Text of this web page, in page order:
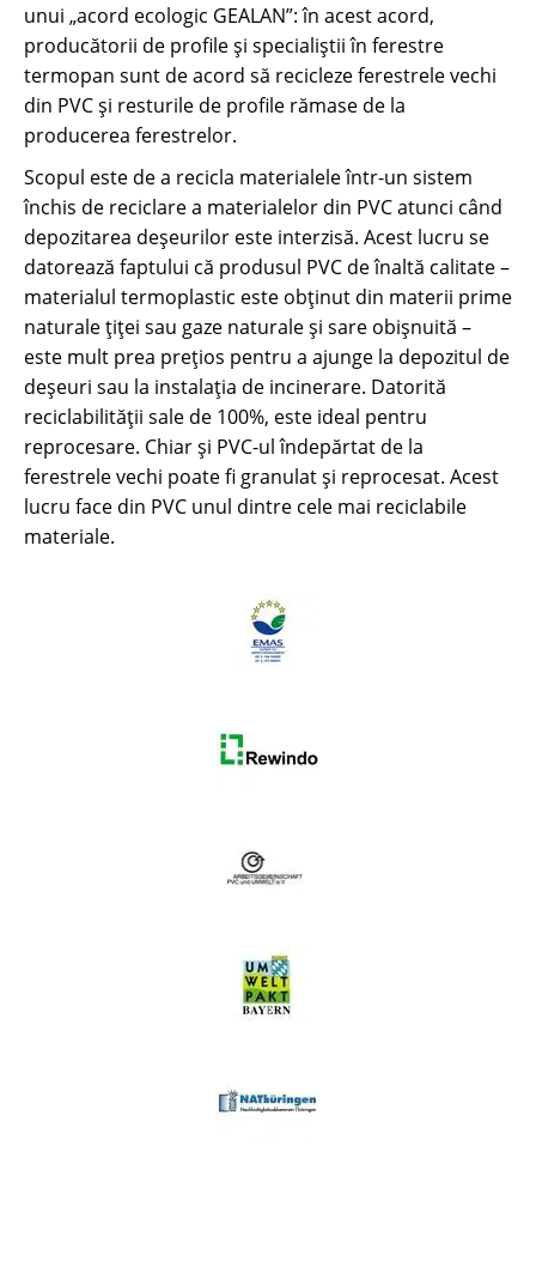
unui „acord ecologic GEALAN”: în acest acord,
producătorii de profile și specialiștii în ferestre
termopan sunt de acord să recicleze ferestrele vechi
din PVC și resturile de profile rămase de la
producerea ferestrelor.
Scopul este de a recicla materialele într-un sistem
închis de reciclare a materialelor din PVC atunci când
depozitarea deșeurilor este interzisă. Acest lucru se
datorează faptului că produsul PVC de înaltă calitate –
materialul termoplastic este obținut din materii prime
naturale țiței sau gaze naturale și sare obișnuită –
este mult prea prețios pentru a ajunge la depozitul de
deșeuri sau la instalația de incinerare. Datorită
reciclabilității sale de 100%, este ideal pentru
reprocesare. Chiar și PVC-ul îndepărtat de la
ferestrele vechi poate fi granulat și reprocesat. Acest
lucru face din PVC unul dintre cele mai reciclabile
materiale.